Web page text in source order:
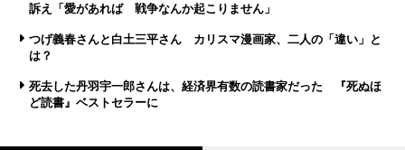
訴え「愛があれば 戦争なんか起こりません」
つげ義春さんと白土三平さん カリスマ漫画家、二人の「違い」と
は？
死去した丹羽宇一郎さんは、経済界有数の読書家だった 『死ぬほ
ど読書』ベストセラーに